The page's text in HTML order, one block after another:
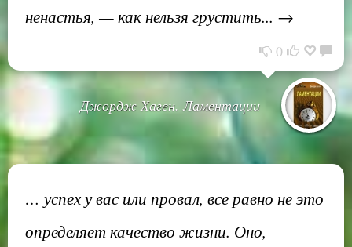
ненастья, — как нельзя грустить... →
0
Джордж Хаген. Ламентации
… успех у вас или провал, все равно не это
определяет качество жизни. Оно,